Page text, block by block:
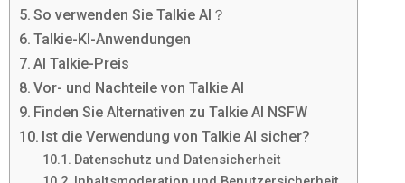
So verwenden Sie Talkie AI？
Talkie-KI-Anwendungen
AI Talkie-Preis
Vor- und Nachteile von Talkie AI
Finden Sie Alternativen zu Talkie AI NSFW
Ist die Verwendung von Talkie AI sicher?
Datenschutz und Datensicherheit